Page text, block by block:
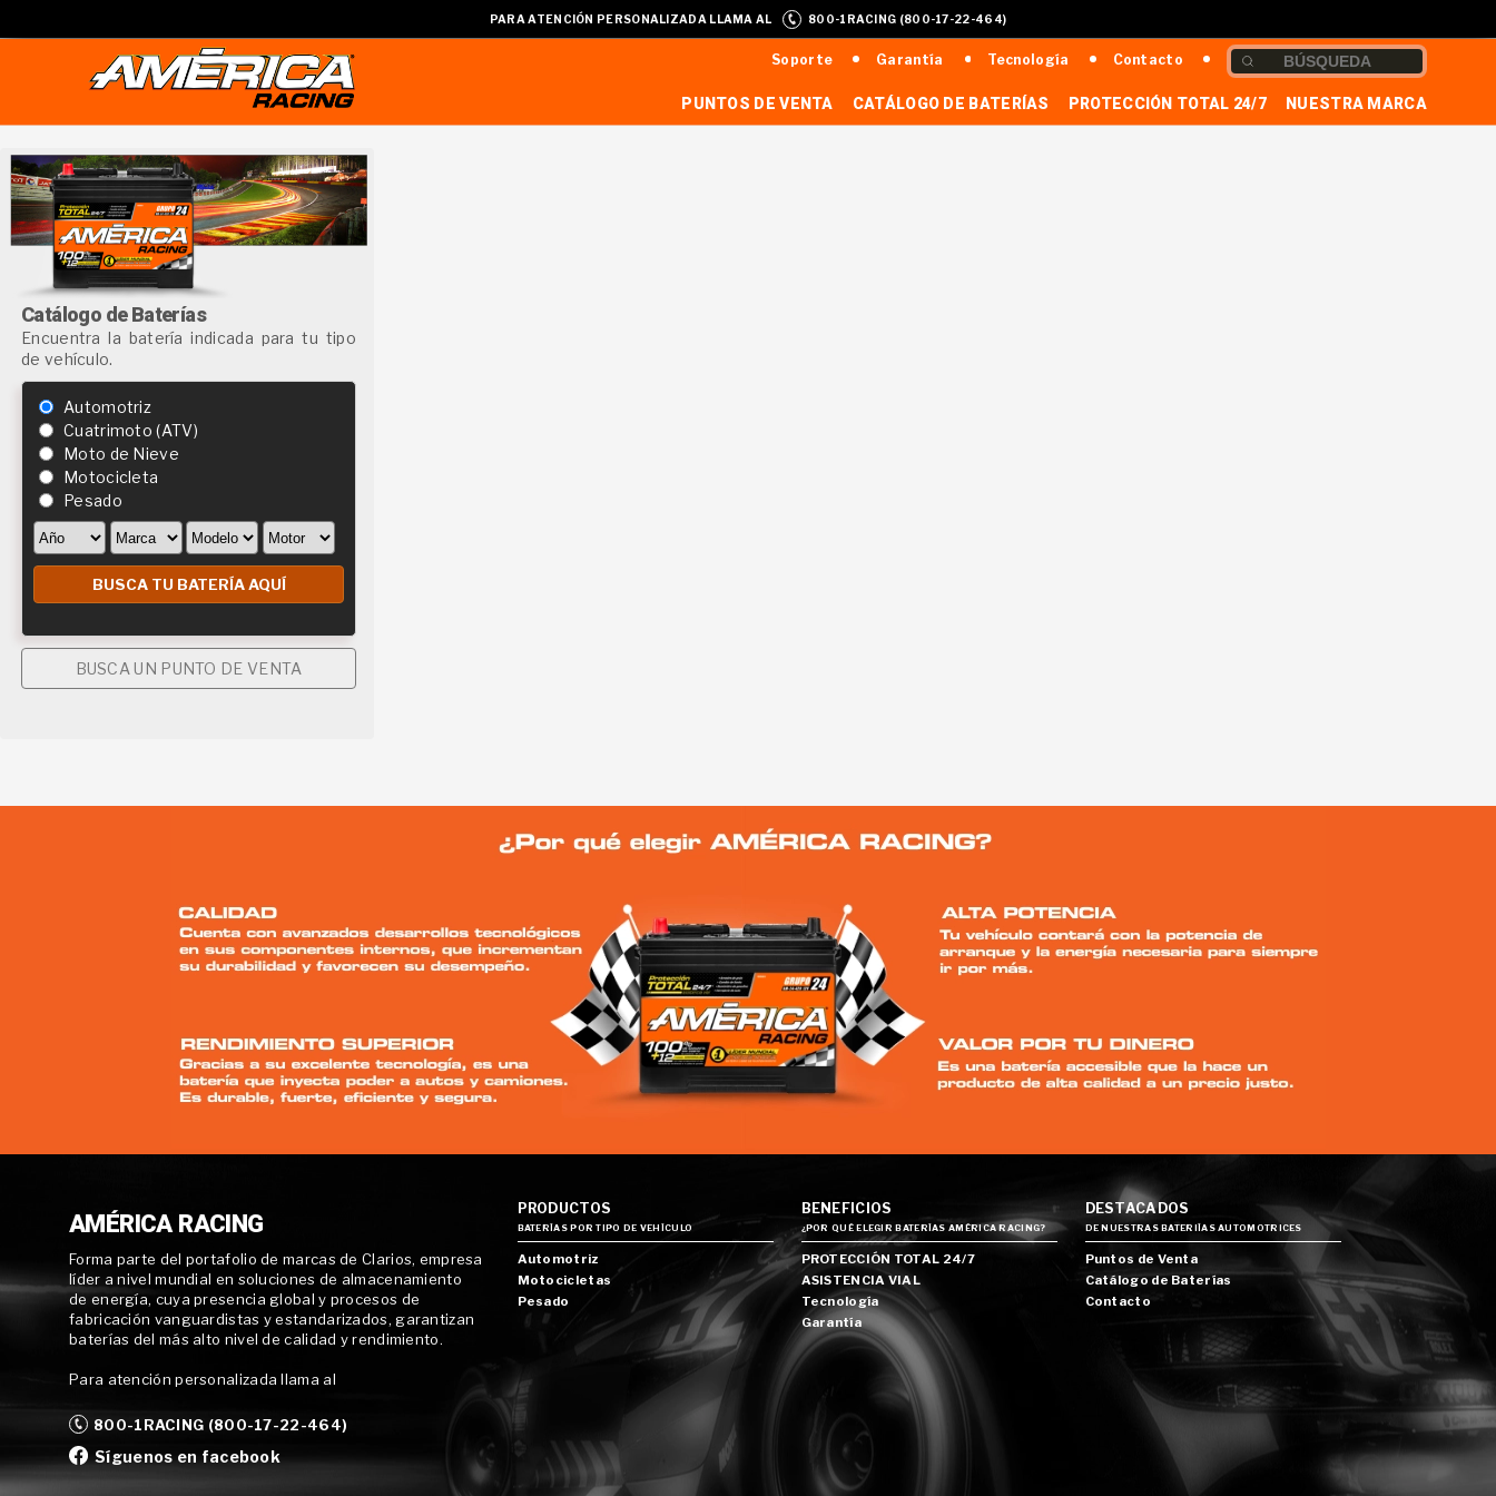
PARA ATENCIÓN PERSONALIZADA LLAMA AL 800-1RACING (800-17-22-464)
Contacto
Tecnología
Garantía
Soporte
NUESTRA MARCA
PROTECCIÓN TOTAL 24/7
CATÁLOGO DE BATERÍAS
PUNTOS DE VENTA
Catálogo de Baterías
Encuentra la batería indicada para tu tipo
de vehículo.
Automotriz
Cuatrimoto (ATV)
Moto de Nieve
Motocicleta
Pesado
BUSCA UN PUNTO DE VENTA
AMÉRICA RACING
Forma parte del portafolio de marcas de Clarios, empresa
líder a nivel mundial en soluciones de almacenamiento
de energía, cuya presencia global y procesos de
fabricación vanguardistas y estandarizados, garantizan
baterías del más alto nivel de calidad y rendimiento.
Para atención personalizada llama al
800-1RACING (800-17-22-464)
Síguenos en facebook
PRODUCTOS
BATERÍAS POR TIPO DE VEHÍCULO
Automotriz
Motocicletas
Pesado
BENEFICIOS
¿POR QUÉ ELEGIR BATERÍAS AMÉRICA RACING?
PROTECCIÓN TOTAL 24/7
ASISTENCIA VIAL
Tecnología
Garantía
DESTACADOS
DE NUESTRAS BATERIÍAS AUTOMOTRICES
Puntos de Venta
Catálogo de Baterías
Contacto